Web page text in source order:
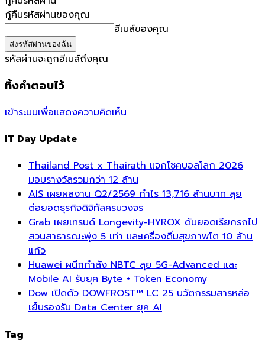
กู้คืนรหัสผ่านของคุณ
อีเมล์ของคุณ
รหัสผ่านจะถูกอีเมล์ถึงคุณ
ทิ้งคำตอบไว้
เข้าระบบเพื่อแสดงความคิดเห็น
IT Day Update
Thailand Post x Thairath แจกโชคบอลโลก 2026
มอบรางวัลรวมกว่า 12 ล้าน
AIS เผยผลงาน Q2/2569 กำไร 13,716 ล้านบาท ลุย
ต่อยอดธุรกิจดิจิทัลครบวงจร
Grab เผยเทรนด์ Longevity-HYROX ดันยอดเรียกรถไป
สวนสาธารณะพุ่ง 5 เท่า และเครื่องดื่มสุขภาพโต 10 ล้าน
แก้ว
Huawei ผนึกกำลัง NBTC ลุย 5G-Advanced และ
Mobile AI รับยุค Byte + Token Economy
Dow เปิดตัว DOWFROST™ LC 25 นวัตกรรมสารหล่อ
เย็นรองรับ Data Center ยุค AI
Tag